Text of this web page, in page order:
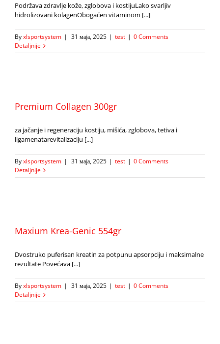
Podržava zdravlje kože, zglobova i kostijuLako svarljiv
hidrolizovani kolagenObogaćen vitaminom [...]
Byxlsportsystem | 31 маја, 2025 | test | 0 Comments
Detaljnije
Premium Collagen 300gr
za jačanje i regeneraciju kostiju, mišića, zglobova, tetiva i
ligamenatarevitalizaciju [...]
Byxlsportsystem | 31 маја, 2025 | test | 0 Comments
Detaljnije
Maxium Krea-Genic 554gr
Dvostruko puferisan kreatin za potpunu apsorpciju i maksimalne
rezultate Povećava [...]
Byxlsportsystem | 31 маја, 2025 | test | 0 Comments
Detaljnije